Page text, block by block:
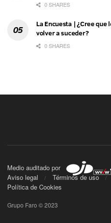
0 SHARES
La Encuesta | ¿Cree
volver a suceder?
0 SHARES
Medio auditado por
Aviso legal
Términos de uso
Política de Cookies
Grupo Faro © 2023